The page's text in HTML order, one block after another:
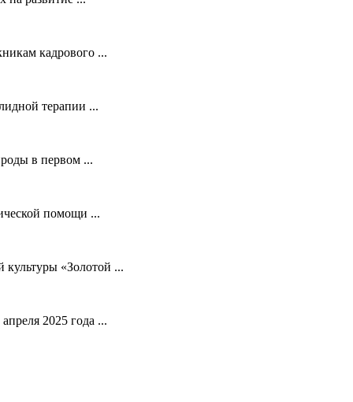
кадрового ...
терапии ...
в первом ...
помощи ...
культуры «Золотой ...
2025 года ...